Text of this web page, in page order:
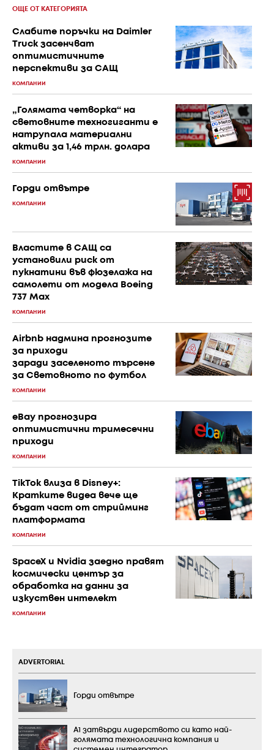
ОЩЕ ОТ КАТЕГОРИЯТА
Слабите поръчки на Daimler
Truck засенчват
оптимистичните
перспективи за САЩ
КОМПАНИИ
„Голямата четворка“ на
световните техногиганти е
натрупала материални
активи за 1,46 трлн. долара
КОМПАНИИ
Горди отвътре
КОМПАНИИ
Властите в САЩ са
установили риск от
пукнатини във фюзелажа на
самолети от модела Boeing
737 Max
КОМПАНИИ
Airbnb надмина прогнозите
за приходи
заради заселеното търсене
за Световното по футбол
КОМПАНИИ
eBay прогнозира
оптимистични тримесечни
приходи
КОМПАНИИ
TikTok влиза в Disney+:
Кратките видеа вече ще
бъдат част от стрийминг
платформата
КОМПАНИИ
SpaceX и Nvidia заедно правят
космически център за
обработка на данни за
изкуствен интелект
КОМПАНИИ
ADVERTORIAL
Горди отвътре
А1 затвърди лидерството си като най-
голямата технологична компания и